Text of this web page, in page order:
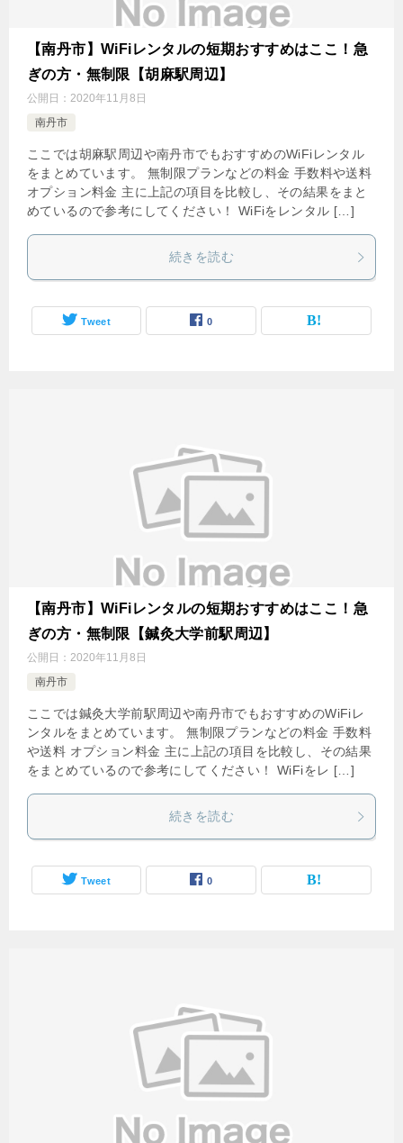
【南丹市】WiFiレンタルの短期おすすめはここ！急
ぎの方・無制限【胡麻駅周辺】
公開日： 2020年11月8日
南丹市
ここでは胡麻駅周辺や南丹市でもおすすめのWiFiレンタル
をまとめています。 無制限プランなどの料金 手数料や送料
オプション料金 主に上記の項目を比較し、その結果をまと
めているので参考にしてください！ WiFiをレンタル […]
続きを読む
Tweet 0
【南丹市】WiFiレンタルの短期おすすめはここ！急
ぎの方・無制限【鍼灸大学前駅周辺】
公開日： 2020年11月8日
南丹市
ここでは鍼灸大学前駅周辺や南丹市でもおすすめのWiFiレ
ンタルをまとめています。 無制限プランなどの料金 手数料
や送料 オプション料金 主に上記の項目を比較し、その結果
をまとめているので参考にしてください！ WiFiをレ […]
続きを読む
Tweet 0